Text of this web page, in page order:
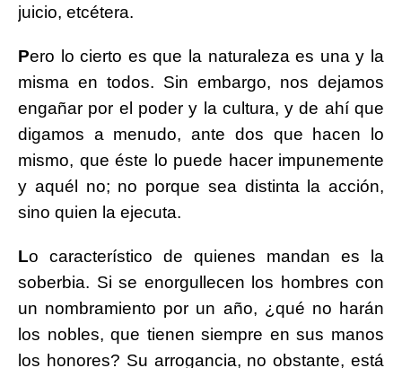
juicio, etcétera.
Pero lo cierto es que la naturaleza es una y la
misma en todos. Sin embargo, nos dejamos
engañar por el poder y la cultura, y de ahí que
digamos a menudo, ante dos que hacen lo
mismo, que éste lo puede hacer impunemente
y aquél no; no porque sea distinta la acción,
sino quien la ejecuta.
Lo característico de quienes mandan es la
soberbia. Si se enorgullecen los hombres con
un nombramiento por un año, ¿qué no harán
los nobles, que tienen siempre en sus manos
los honores? Su arrogancia, no obstante, está